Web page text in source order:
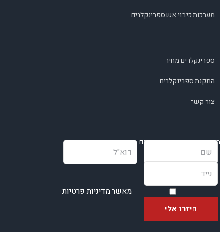
מערכות כיבוי אש ספרינקלרים
ספרינקלרים מחיר
התקנת ספרינקלרים
צור קשר
השאירו פרטים ונחזור בהקדם
מאשר מדיניות פרטיות